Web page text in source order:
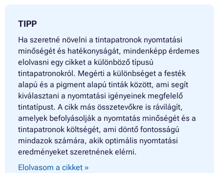
TIPP
Ha szeretné növelni a tintapatronok nyomtatási
minőségét és hatékonyságát, mindenképp érdemes
elolvasni egy cikket a különböző típusú
tintapatronokról. Megérti a különbséget a festék
alapú és a pigment alapú tinták között, ami segít
kiválasztani a nyomtatási igényeinek megfelelő
tintatípust. A cikk más összetevőkre is rávilágít,
amelyek befolyásolják a nyomtatás minőségét és a
tintapatronok költségét, ami döntő fontosságú
mindazok számára, akik optimális nyomtatási
eredményeket szeretnének elérni.
Elolvasom a cikket »